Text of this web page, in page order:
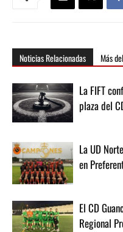
Noticias Relacionadas Más
La FIFT
plaza del
La UD
en
El CD
Regional